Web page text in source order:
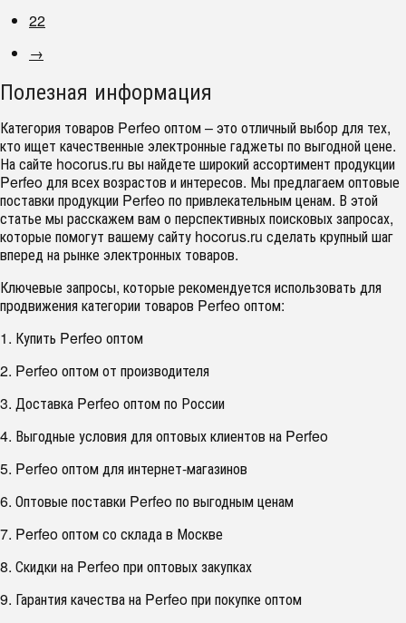
22
→
Полезная информация
Категория товаров Perfeo оптом – это отличный выбор для тех,
кто ищет качественные электронные гаджеты по выгодной цене.
На сайте hocorus.ru вы найдете широкий ассортимент продукции
Perfeo для всех возрастов и интересов. Мы предлагаем оптовые
поставки продукции Perfeo по привлекательным ценам. В этой
статье мы расскажем вам о перспективных поисковых запросах,
которые помогут вашему сайту hocorus.ru сделать крупный шаг
вперед на рынке электронных товаров.
Ключевые запросы, которые рекомендуется использовать для
продвижения категории товаров Perfeo оптом:
1. Купить Perfeo оптом
2. Perfeo оптом от производителя
3. Доставка Perfeo оптом по России
4. Выгодные условия для оптовых клиентов на Perfeo
5. Perfeo оптом для интернет-магазинов
6. Оптовые поставки Perfeo по выгодным ценам
7. Perfeo оптом со склада в Москве
8. Скидки на Perfeo при оптовых закупках
9. Гарантия качества на Perfeo при покупке оптом